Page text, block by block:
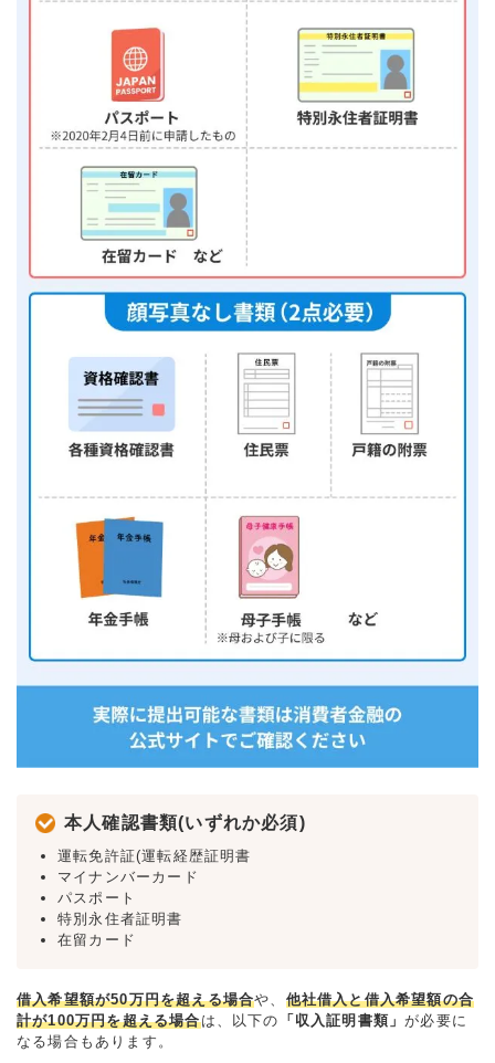
本人確認書類(いずれか必須)
運転免許証(運転経歴証明書
マイナンバーカード
パスポート
特別永住者証明書
在留カード
借入希望額が50万円を超える場合や、 他社借入と借入希望額の合
計が100万円を超える場合は、以下の 「収入証明書類」が必要に
なる場合もあります。